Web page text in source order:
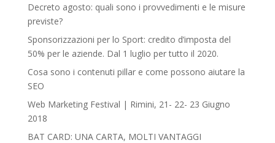
Decreto agosto: quali sono i provvedimenti e le misure
previste?
Sponsorizzazioni per lo Sport: credito d’imposta del
50% per le aziende. Dal 1 luglio per tutto il 2020.
Cosa sono i contenuti pillar e come possono aiutare la
SEO
Web Marketing Festival | Rimini, 21- 22- 23 Giugno
2018‎
BAT CARD: UNA CARTA, MOLTI VANTAGGI